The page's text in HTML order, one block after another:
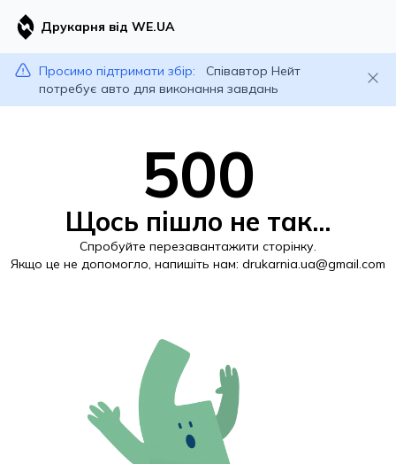
Друкарня від WE.UA
Просимо підтримати збір:
Співавтор Нейт
потребує авто для виконання завдань
500
Щось пішло не так...
Спробуйте перезавантажити сторінку.
Якщо це не допомогло, напишіть нам: drukarnia.ua@gmail.com